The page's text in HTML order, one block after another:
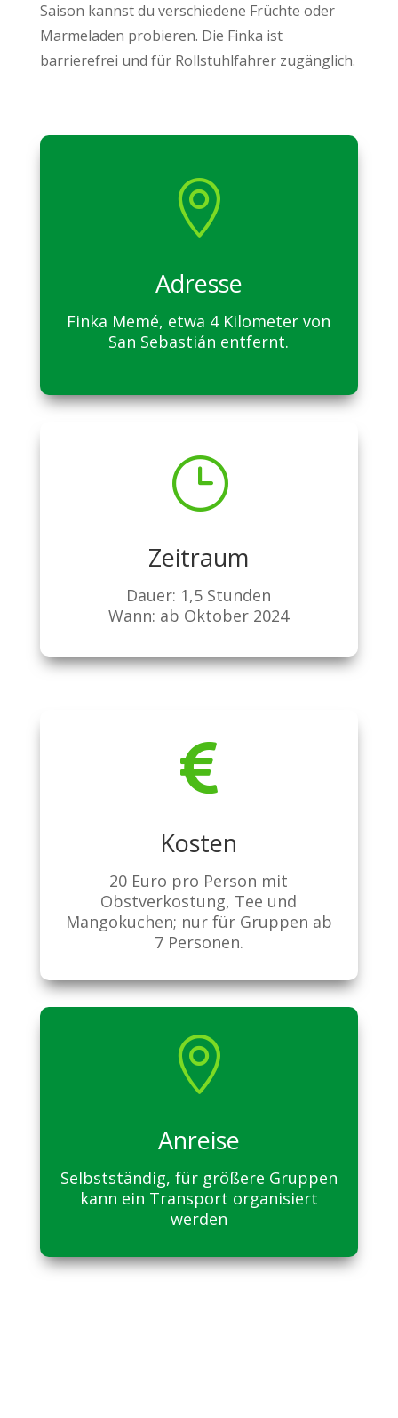
Saison kannst du verschiedene Früchte oder
Marmeladen probieren. Die Finka ist
barrierefrei und für Rollstuhlfahrer zugänglich.

Adresse
Finka Memé, etwa 4 Kilometer von
San Sebastián entfernt.
}
Zeitraum
Dauer: 1,5 Stunden
Wann: ab Oktober 2024

Kosten
20 Euro pro Person mit
Obstverkostung, Tee und
Mangokuchen; nur für Gruppen ab
7 Personen.

Anreise
Selbstständig, für größere Gruppen
kann ein Transport organisiert
werden